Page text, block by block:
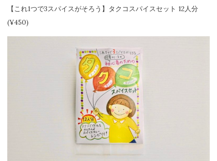
【これ1つで3スパイスがそろう】
タクコスパイスセット 12人分
(¥450)